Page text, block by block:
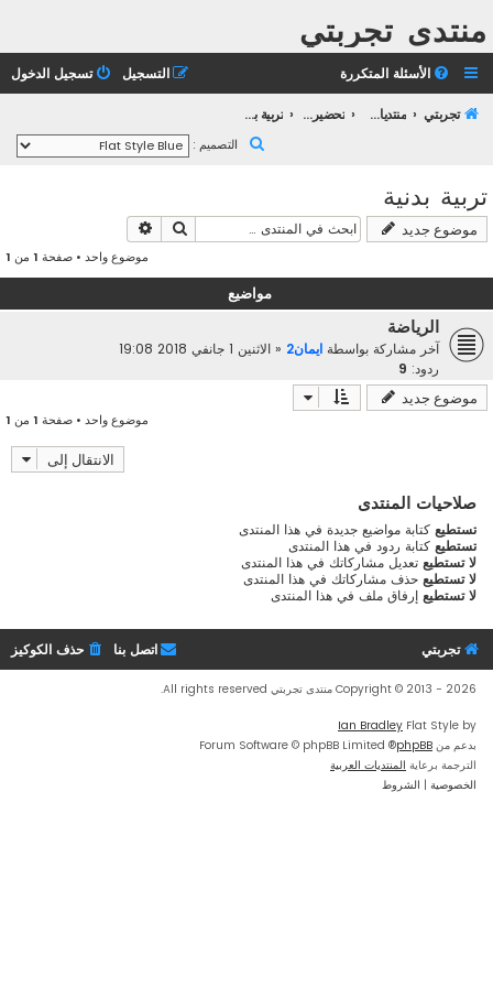
منتدى تجربتي
الأسئلة المتكررة تسجيل الدخول التسجيل
تجربتي منتديات التعليم الثانوي تحضير بكالوريا 2023 تربية بدنية
التصميم :
تربية بدنية
موضوع جديد بحث
موضوع واحد • صفحة 1 من 1
مواضيع
الرياضة
آخر مشاركة بواسطة ايمان2 « الاثنين 1 جانفي 2018 19:08
ردود: 9
موضوع جديد
موضوع واحد • صفحة 1 من 1
الانتقال إلى
صلاحيات المنتدى
تستطيع كتابة مواضيع جديدة في هذا المنتدى
تستطيع كتابة ردود في هذا المنتدى
لا تستطيع تعديل مشاركاتك في هذا المنتدى
لا تستطيع حذف مشاركاتك في هذا المنتدى
لا تستطيع إرفاق ملف في هذا المنتدى
تجربتي حذف الكوكيز اتصل بنا
Copyright © 2013 - 2026 منتدى تجربتي All rights reserved.
Flat Style by
Ian Bradley
بدعم من phpBB
® Forum Software © phpBB Limited
الترجمة برعاية المنتديات العربية
الخصوصية | الشروط